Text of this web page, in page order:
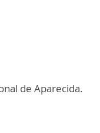
de Aparecida.